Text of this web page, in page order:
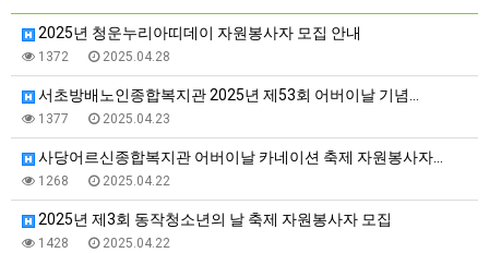
2025년 청운누리아띠데이 자원봉사자 모집 안내
1372 2025.04.28
서초방배노인종합복지관 2025년 제53회 어버이날 기념…
1377 2025.04.23
사당어르신종합복지관 어버이날 카네이션 축제 자원봉사자…
1268 2025.04.22
2025년 제3회 동작청소년의 날 축제 자원봉사자 모집
1428 2025.04.22